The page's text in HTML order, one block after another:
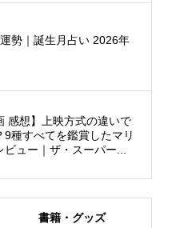
勢｜誕生月占い 2026年
感想】上映方式の違いで
9種すべてを鑑賞したマリ
ビュー｜ザ・スーパー...
書籍・グッズ